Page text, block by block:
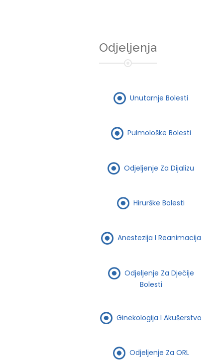
Odjeljenja
Unutarnje Bolesti
Pulmološke Bolesti
Odjeljenje Za Dijalizu
Hirurške Bolesti
Anestezija I Reanimacija
Odjeljenje Za Dječije
Bolesti
Ginekologija I Akušerstvo
Odjeljenje Za ORL